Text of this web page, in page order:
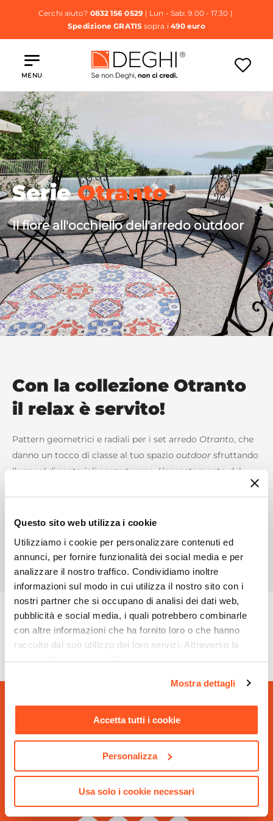
Questo sito web utilizza i cookie
Utilizziamo i cookie per personalizzare contenuti ed
annunci, per fornire funzionalità dei social media e per
analizzare il nostro traffico. Condividiamo inoltre
informazioni sul modo in cui utilizza il nostro sito con i
nostri partner che si occupano di analisi dei dati web,
pubblicità e social media, i quali potrebbero combinarle
con altre informazioni che ha fornito loro o che hanno
raccolto dal suo utilizzo dei loro servizi. Attraverso la
sezione "Mostra dettagli" è possibile gestire le proprie
momento. Per maggiori informazioni si invita a leggere la
nostraCookie Policy.
Mostra dettagli
Accetta tutti i cookie
Personalizza
Usa solo i cookie necessari
Cerchi aiuto? 0832 156 0529| Lun - Sab: 9.00 - 17.30 |
Spedizione GRATISsopra i 490 euro
MENU
Serie Otranto
Il fiore all'occhiello dell'arredo outdoor
Con la collezione Otranto
il relax è servito!
Pattern geometrici e radiali per i set arredo Otranto, che
danno un tocco di classe al tuo spazio outdoor sfruttando
l’appeal di materiali senza tempo. L’accostamento del
romantiche vincenti per godere di un drink o di un caffè
CARICA ALTRO
SAPPIAMO
SORPRENDERTI
Vuoi ricevere novità e
offerte in anteprima?
SI, VOGLIO RICEVERLE